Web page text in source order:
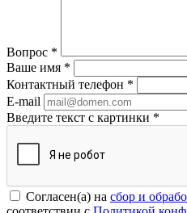
Вопрос *
Ваше имя *
Контактный телефон *
E-mail
Введите текст с картинки *
Согласен(а) на сбор и